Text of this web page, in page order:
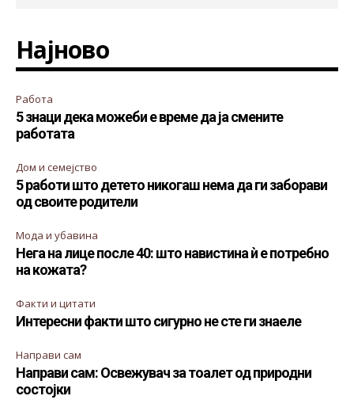
Најново
Работа
5 знаци дека можеби е време да ја смените
работата
Дом и семејство
5 работи што детето никогаш нема да ги заборави
од своите родители
Мода и убавина
Нега на лице после 40: што навистина ѝ е потребно
на кожата?
Факти и цитати
Интересни факти што сигурно не сте ги знаеле
Направи сам
Направи сам: Освежувач за тоалет од природни
состојки